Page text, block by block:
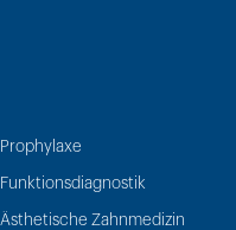
Prophylaxe
Funktionsdiagnostik
Ästhetische Zahnmedizin